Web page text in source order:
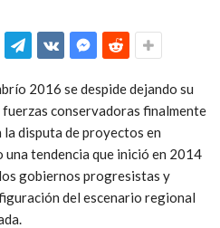
2016 se despide dejando su
fuerzas conservadoras finalmente
disputa de proyectos en
una tendencia que inició en 2014
gobiernos progresistas y
del escenario regional